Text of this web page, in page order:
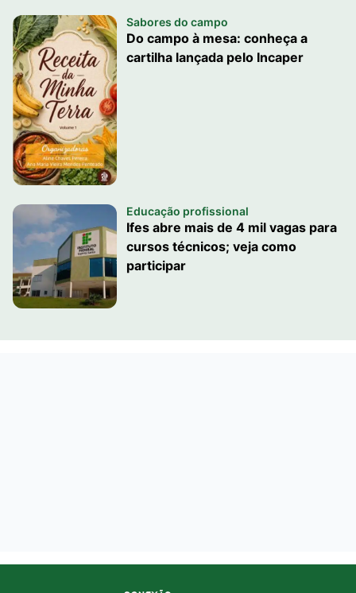
Sabores do campo
Do campo à mesa: conheça a
cartilha lançada pelo Incaper
Educação profissional
Ifes abre mais de 4 mil vagas para
cursos técnicos; veja como
participar